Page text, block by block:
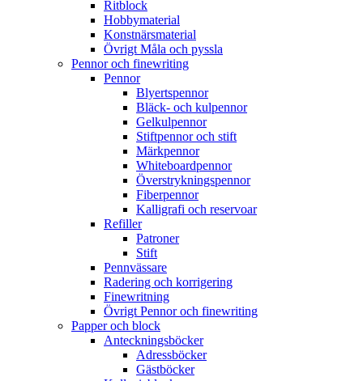
Ritblock
Hobbymaterial
Konstnärsmaterial
Övrigt Måla och pyssla
Pennor och finewriting
Pennor
Blyertspennor
Bläck- och kulpennor
Gelkulpennor
Stiftpennor och stift
Märkpennor
Whiteboardpennor
Överstrykningspennor
Fiberpennor
Kalligrafi och reservoar
Refiller
Patroner
Stift
Pennvässare
Radering och korrigering
Finewritning
Övrigt Pennor och finewriting
Papper och block
Anteckningsböcker
Adressböcker
Gästböcker